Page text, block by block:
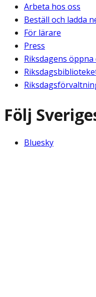
Arbeta hos oss
Beställ och ladda
För lärare
Press
Riksdagens öppna
Följ
Bluesky